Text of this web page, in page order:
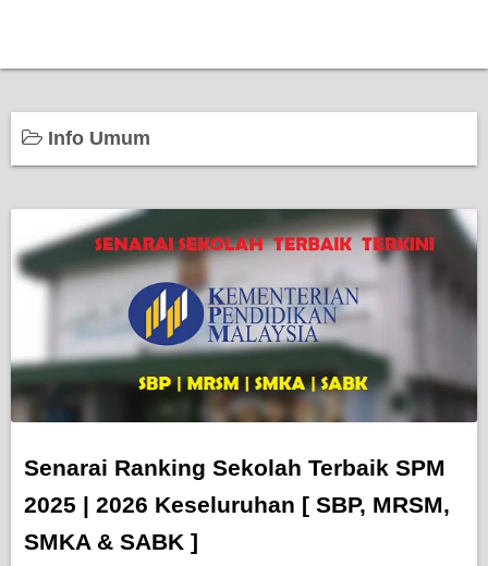
Info Umum
Senarai Ranking Sekolah Terbaik SPM
2025 | 2026 Keseluruhan [ SBP, MRSM,
SMKA & SABK ]